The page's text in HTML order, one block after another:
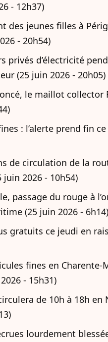
- 12h37)
des jeunes filles à
- 20h54)
privés d’électricité
(25 juin 2026 - 20h05)
le maillot collector
: l’alerte prend fin
de circulation de la
2026 - 10h54)
passage du rouge à
(25 juin 2026 - 6h14)
gratuits ce jeudi en
fines en
- 15h31)
de 10h à 18h
lourdement